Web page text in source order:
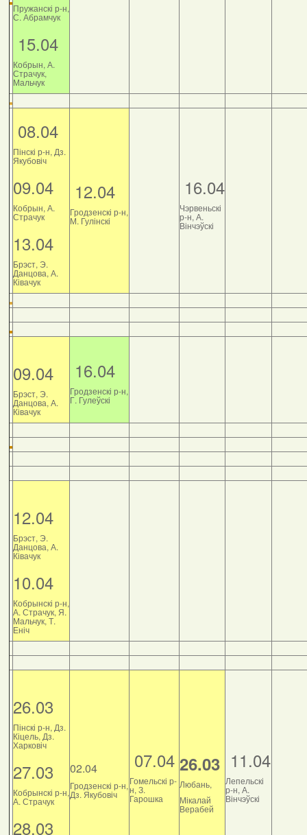
Пружанскі р-н,
С. Абрамчук
15.04
Кобрын, А.
Страчук,
Мальчук
08.04
Пінскі р-н, Дз.
Якубовіч
09.04
Кобрын, А.
Страчук
13.04
Брэст, Э.
Данцова, А.
Ківачук
12.04
Гродзенскі р-н,
М. Гулінскі
16.04
Чэрвеньскі
р-н, А.
Вінчэўскі
09.04
Брэст, Э.
Данцова, А.
Ківачук
16.04
Гродзенскі р-н,
Г. Гулеўскі
12.04
Брэст, Э.
Данцова, А.
Ківачук
10.04
Кобрынскі р-н,
А. Страчук, Я.
Мальчук, Т.
Еніч
26.03
Пінскі р-н, Дз.
Кіцель, Дз.
Харковіч
27.03
Кобрынскі р-н,
А. Страчук
28.03
02.04
Гродзенскі р-н,
Дз. Якубовіч
07.04
Гомельскі р-
н, З.
Гарошка
26.03
Любань,
Мікалай
Верабей
11.04
Лепельскі
р-н, А.
Вінчэўскі